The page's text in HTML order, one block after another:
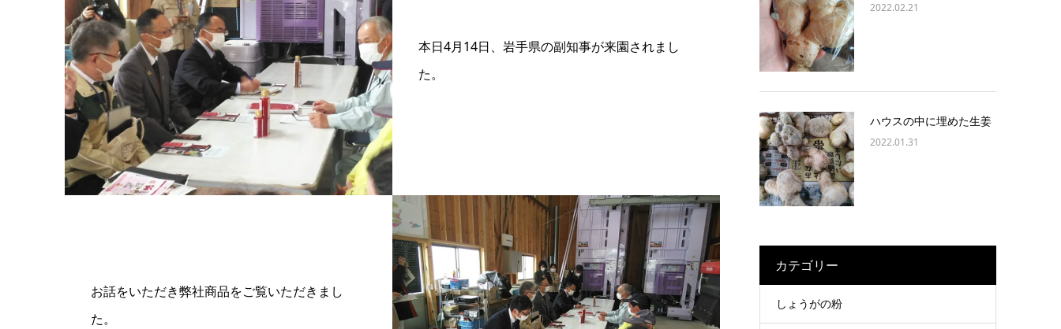
本日4月14日、岩手県の副知事が来園されまし
た。
お話をいただき弊社商品をご覧いただきまし
た。
2022.02.21
ハウスの中に埋めた生姜
2022.01.31
カテゴリー
しょうがの粉